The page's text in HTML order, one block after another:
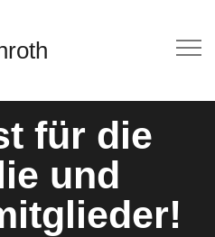
für die
und